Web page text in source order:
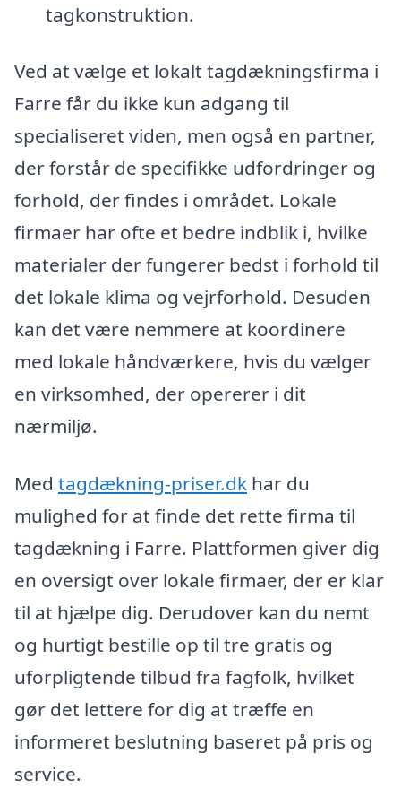
tagkonstruktion.
Ved at vælge et lokalt tagdækningsfirma i
Farre får du ikke kun adgang til
specialiseret viden, men også en partner,
der forstår de specifikke udfordringer og
forhold, der findes i området. Lokale
firmaer har ofte et bedre indblik i, hvilke
materialer der fungerer bedst i forhold til
det lokale klima og vejrforhold. Desuden
kan det være nemmere at koordinere
med lokale håndværkere, hvis du vælger
en virksomhed, der opererer i dit
nærmiljø.
Med tagdækning-priser.dk har du
mulighed for at finde det rette firma til
tagdækning i Farre. Plattformen giver dig
en oversigt over lokale firmaer, der er klar
til at hjælpe dig. Derudover kan du nemt
og hurtigt bestille op til tre gratis og
uforpligtende tilbud fra fagfolk, hvilket
gør det lettere for dig at træffe en
informeret beslutning baseret på pris og
service.